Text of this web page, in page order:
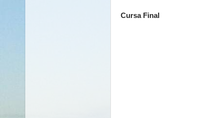
Cursa Final